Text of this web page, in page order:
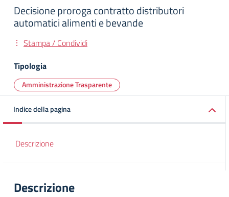
Decisione proroga contratto distributori
automatici alimenti e bevande
Stampa / Condividi
Tipologia
Amministrazione Trasparente
Indice della pagina
Descrizione
Descrizione